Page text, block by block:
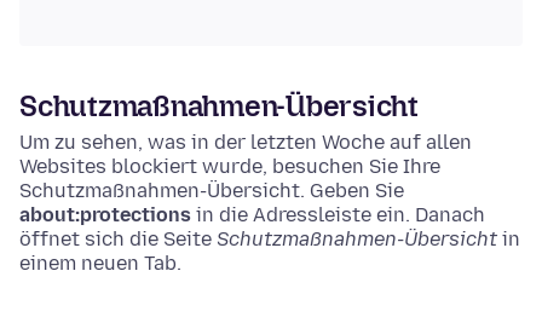
Schutzmaßnahmen-Übersicht
Um zu sehen, was in der letzten Woche auf allen
Websites blockiert wurde, besuchen Sie Ihre
Schutzmaßnahmen-Übersicht. Geben Sie
about:protections in die Adressleiste ein. Danach
öffnet sich die Seite Schutzmaßnahmen-Übersicht in
einem neuen Tab.